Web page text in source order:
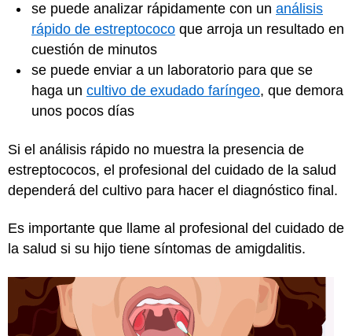
se puede analizar rápidamente con un análisis
rápido de estreptococo que arroja un resultado en
cuestión de minutos
se puede enviar a un laboratorio para que se
haga un cultivo de exudado faríngeo, que demora
unos pocos días
Si el análisis rápido no muestra la presencia de
estreptococos, el profesional del cuidado de la salud
dependerá del cultivo para hacer el diagnóstico final.
Es importante que llame al profesional del cuidado de
la salud si su hijo tiene síntomas de amigdalitis.